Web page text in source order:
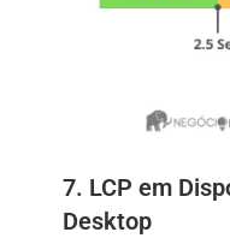
7. LCP em
Desktop